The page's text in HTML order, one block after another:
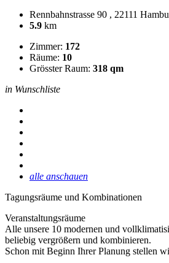
Rennbahnstrasse 90 , 22111
5.9 km
Zimmer: 172
Räume: 10
Grösster Raum: 318 qm
in Wunschliste
alle anschauen
Tagungsräume und Kombinationen
Veranstaltungsräume
Alle unsere 10 modernen und
beliebig vergrößern und kombinieren.
Schon mit Beginn Ihrer Planung stellen